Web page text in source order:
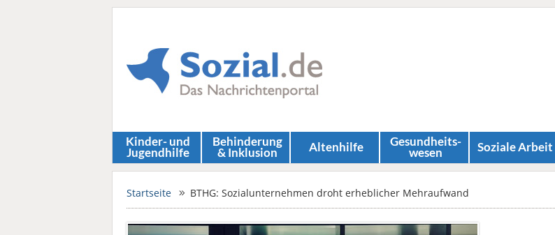
Kinder- und
Jugendhilfe
Behinderung
& Inklusion Altenhilfe Gesundheits­
wesen Soziale Arbeit
Startseite BTHG: Sozialunternehmen droht erheblicher Mehraufwand